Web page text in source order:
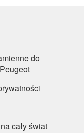
do
cały świat